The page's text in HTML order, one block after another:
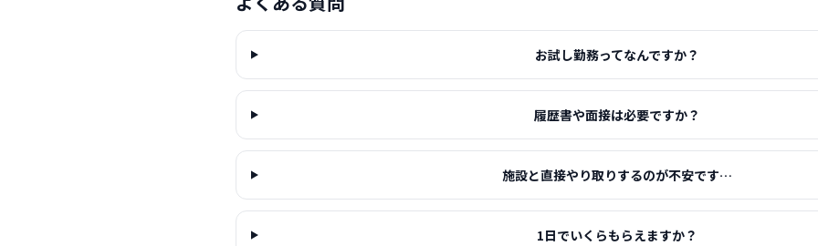
お試し勤務ってなんですか？
履歴書や面接は必要ですか？
施設と直接やり取りするのが不安です…
1日でいくらもらえますか？